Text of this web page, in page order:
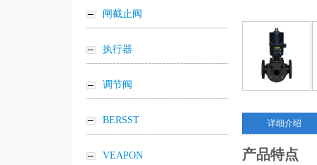
闸截止阀
执行器
调节阀
BERSST
VEAPON
详细介绍
产品特点